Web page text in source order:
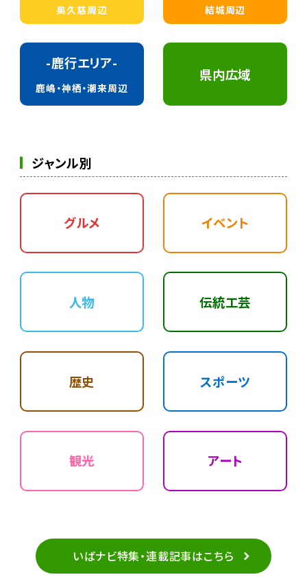
奥久慈周辺
結城周辺
-鹿行エリア-
鹿嶋・神栖・潮来周辺
県内広域
ジャンル別
グルメ イベント
人物 伝統工芸
歴史 スポーツ
観光 アート
いばナビ特集・連載記事はこちら